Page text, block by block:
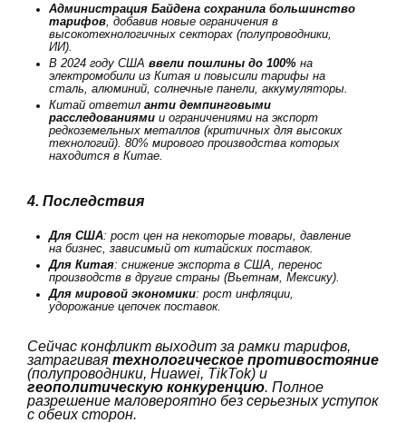
Администрация Байдена сохранила большинство
тарифов , добавив новые ограничения в
высокотехнологичных секторах (полупроводники,
ИИ).
В 2024 году США ввели пошлины до 100% на
электромобили из Китая и повысили тарифы на
сталь, алюминий, солнечные панели, аккумуляторы.
Китай ответил анти демпинговыми
расследованиями и ограничениями на экспорт
редкоземельных металлов (критичных для высоких
технологий). 80% мирового производства которых
находится в Китае.
4. Последствия
Для США: рост цен на некоторые товары, давление
на бизнес, зависимый от китайских поставок.
Для Китая: снижение экспорта в США, перенос
производств в другие страны (Вьетнам, Мексику).
Для мировой экономики: рост инфляции,
удорожание цепочек поставок.
Сейчас конфликт выходит за рамки тарифов,
затрагивая технологическое противостояние
(полупроводники, Huawei, TikTok) и
геополитическую конкуренцию. Полное
разрешение маловероятно без серьезных уступок
с обеих сторон.